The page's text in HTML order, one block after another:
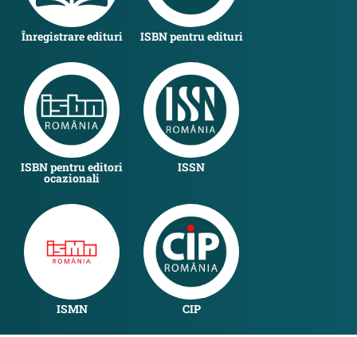
Înregistrare edituri ISBN pentru edituri
ISBN pentru editori
ocazionali
ISSN
ISMN CIP